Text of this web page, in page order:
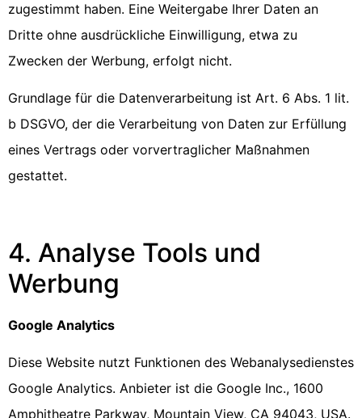
zugestimmt haben. Eine Weitergabe Ihrer Daten an
Dritte ohne ausdrückliche Einwilligung, etwa zu
Zwecken der Werbung, erfolgt nicht.
Grundlage für die Datenverarbeitung ist Art. 6 Abs. 1 lit.
b DSGVO, der die Verarbeitung von Daten zur Erfüllung
eines Vertrags oder vorvertraglicher Maßnahmen
gestattet.
4. Analyse Tools und
Werbung
Google Analytics
Diese Website nutzt Funktionen des Webanalysedienstes
Google Analytics. Anbieter ist die Google Inc., 1600
Amphitheatre Parkway, Mountain View, CA 94043, USA.